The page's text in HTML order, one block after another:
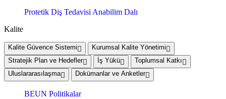
Protetik Diş Tedavisi Anabilim Dalı
Kalite
Kalite Güvence Sistemi
Kurumsal Kalite Yönetimi
Stratejik Plan ve Hedefler
İş Yükü
Toplumsal Katkı
Uluslararasılaşma
Dokümanlar ve Anketler
BEUN Politikalar